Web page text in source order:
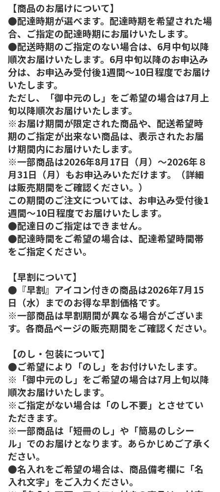
【商品のお届けについて】
●配達時期が選べます。配達時期を希望された場
合、ご指定の配達時期にお届けいたします。
●配送時期のご指定のない場合は、6月中旬以降
順次お届けいたします。6月中旬以降のお申込み
分は、お申込み受付後1週間～10日程度でお届け
いたします。
ただし、「御中元のし」をご希望の場合は7月上
旬以降順次お届けいたします。
※お届け期間が限定された商品や、配送希望時
期のご指定が出来ない商品は、表示されたお届
け期間内にお届けいたします。
※一部商品は2026年8月17日（月）～2026年８
月31日（月）もお申込みいただけます。（詳細
は販売期間をご確認ください。）
この期間のご注文については、お申込み受付後1
週間～10日程度でお届けいたします。
●配達日のご指定はできません。
●配達時間をご希望の場合は、配達希望時間帯
をご指定ください。
【早割について】
●『早割』アイコン付きの商品は2026年7月15
日（水）までのお得な早割価格です。
※一部商品は早割期間が異なる場合がございま
す。各商品ページの販売期間をご確認ください。
【のし・包装について】
●ご希望により「のし」をお付けいたします。
※「御中元のし」をご希望の場合は7月上旬以降
順次お届けいたします。
※ご指定がない場合は「のし不要」とさせてい
ただきます。
※一部商品は「短冊のし」や「簡易のしシー
ル」でのお届けとなります。あらかじめご了承く
ださい。
●名入れをご希望の場合は、商品備考欄に「名
入れ文字」をご入力ください。